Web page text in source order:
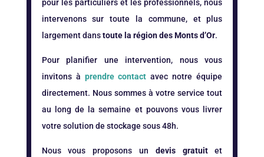
pour les particuliers et les professionnels, nous
intervenons sur toute la commune, et plus
largement danstoute la région des Monts d’Or.
Pour planifier une intervention, nous vous
invitons à prendre contact avec notre équipe
directement. Nous sommes à votre service tout
au long de la semaine et pouvons vous livrer
votre solution de stockage sous 48h.
Nous vous proposons un devis gratuitet